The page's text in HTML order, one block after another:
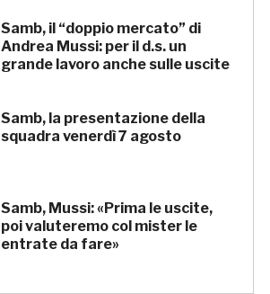
Samb, il “doppio mercato” di
Andrea Mussi: per il d.s. un
grande lavoro anche sulle uscite
Samb, la presentazione della
squadra venerdì 7 agosto
Samb, Mussi: «Prima le uscite,
poi valuteremo col mister le
entrate da fare»